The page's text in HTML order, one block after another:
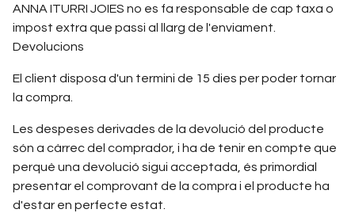
ANNA ITURRI JOIES no es fa responsable de cap taxa o
impost extra que passi al llarg de l'enviament.
Devolucions
El client disposa d'un termini de 15 dies per poder tornar
la compra.
Les despeses derivades de la devolució del producte
són a càrrec del comprador, i ha de tenir en compte que
perquè una devolució sigui acceptada, és primordial
presentar el comprovant de la compra i el producte ha
d'estar en perfecte estat.